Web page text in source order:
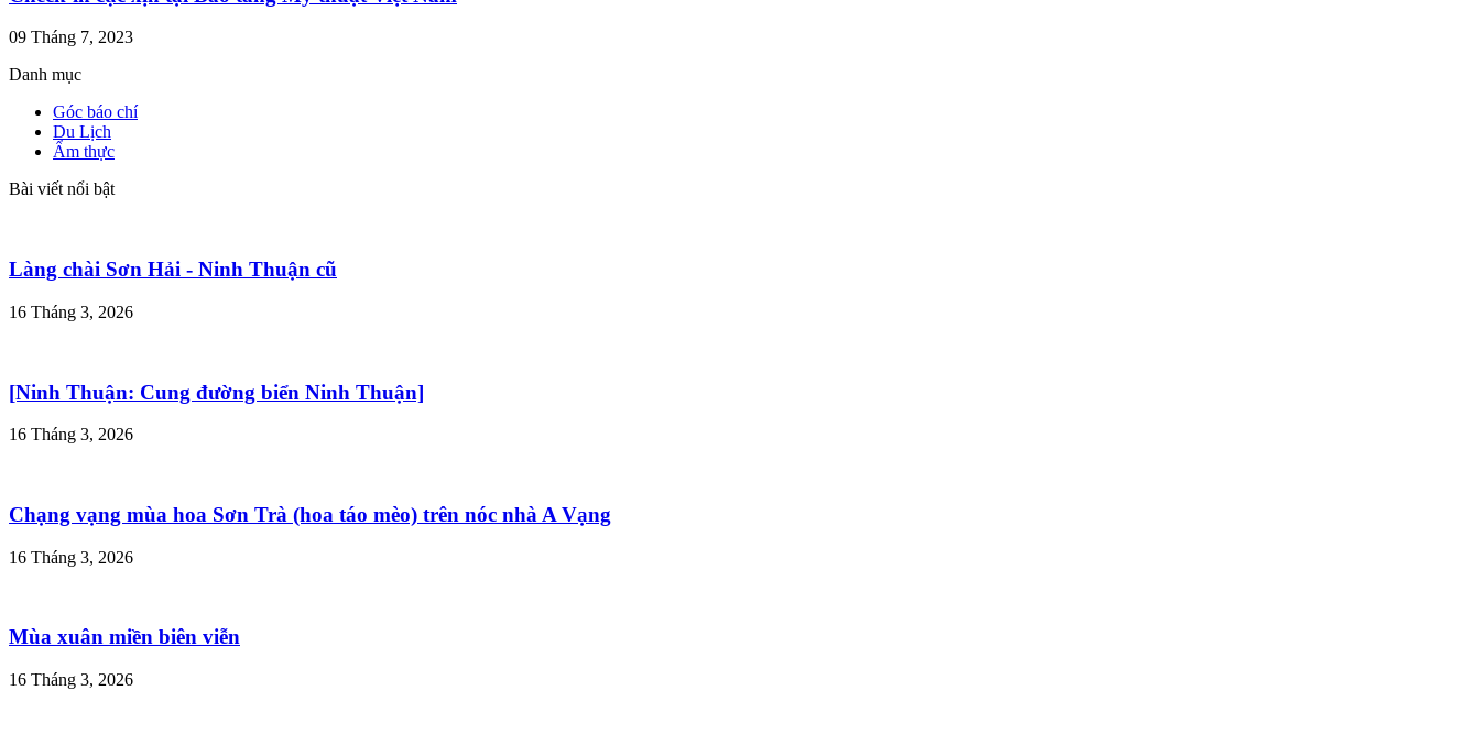
09 Tháng 7, 2023
Danh mục
Góc báo chí
Du Lịch
Ẩm thực
Bài viết nổi bật
Làng chài Sơn Hải - Ninh Thuận cũ
16 Tháng 3, 2026
[Ninh Thuận: Cung đường biển Ninh Thuận]
16 Tháng 3, 2026
Chạng vạng mùa hoa Sơn Trà (hoa táo mèo) trên nóc nhà A Vạng
16 Tháng 3, 2026
Mùa xuân miền biên viễn
16 Tháng 3, 2026